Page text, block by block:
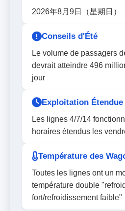
2026年8月9日（星期日）
Conseils d'Été
Le volume de passagers
devrait atteindre 496
jour
Exploitation Étendue
Les lignes 4/7/14
horaires étendus les
Température des
Toutes les lignes ont un
température double
fort/refroidissement faible"